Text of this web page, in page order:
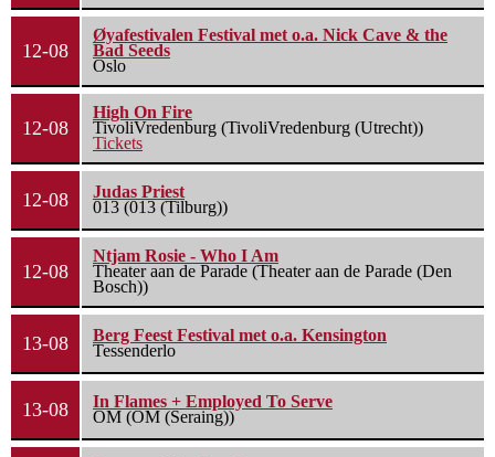
12-08
Øyafestivalen Festival met o.a. Nick Cave & the
Bad Seeds
Oslo
12-08
High On Fire
TivoliVredenburg (TivoliVredenburg (Utrecht))
Tickets
12-08
Judas Priest
013 (013 (Tilburg))
12-08
Ntjam Rosie - Who I Am
Theater aan de Parade (Theater aan de Parade (Den
Bosch))
13-08
Berg Feest Festival met o.a. Kensington
Tessenderlo
13-08
In Flames + Employed To Serve
OM (OM (Seraing))